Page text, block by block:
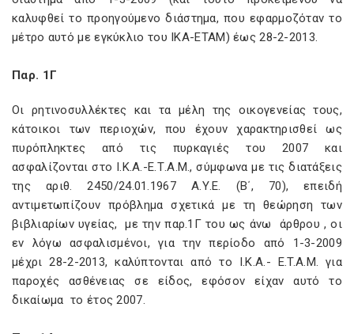
καλυφθεί το προηγούμενο διάστημα, που εφαρμοζόταν το
μέτρο αυτό με εγκύκλιο του ΙΚΑ-ΕΤΑΜ) έως 28-2-2013.
Παρ. 1Γ
Οι ρητινοσυλλέκτες και τα μέλη της οικογενείας τους,
κάτοικοι των περιοχών, που έχουν χαρακτηρισθεί ως
πυρόπληκτες από τις πυρκαγιές του 2007 και
ασφαλίζονται στο Ι.Κ.Α.-Ε.Τ.Α.Μ., σύμφωνα με τις διατάξεις
της αριθ. 2450/24.01.1967 Α.Υ.Ε. (Β΄, 70), επειδή
αντιμετωπίζουν πρόβλημα σχετικά με τη θεώρηση των
βιβλιαρίων υγείας, με την παρ.1Γ του ως άνω άρθρου , οι
εν λόγω ασφαλισμένοι, για την περίοδο από 1-3-2009
μέχρι 28-2-2013, καλύπτονται από το Ι.Κ.Α.- E.T.A.M. για
παροχές ασθένειας σε είδος, εφόσον είχαν αυτό το
δικαίωμα το έτος 2007.